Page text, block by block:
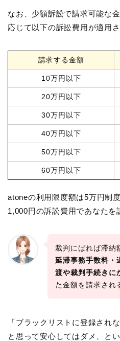
なお、少額訴訟で請求可能な
応じて以下の訴訟費用が適用さ
請求する金額
10万円以下
20万円以下
30万円以下
40万円以下
50万円以下
60万円以下
atoneの利用限度額は5万円制
1,000円の訴訟費用であなたを
裁判にばれば滞納
延滞事務手数料・
渡や裁判手続きに
た金額を請求され
「ブラックリストに登録され
と思って安心してはダメ、と